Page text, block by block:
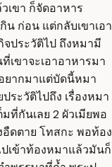
เขา ก็จัดอาหาร
ก่อน แต่กลับเขาเอา
ประวัติไป ถึงหมามี
ขาจะเอาอาหารมา
ยากมาแต่บัดนี้หมา
ระวัติไปถึง เรื่องหมา
ที่กันเลย 2 ผัวเมียพอ
ดตาย โทสกะ พอท้อง
เข้าท้องหมาแล้วมันก็